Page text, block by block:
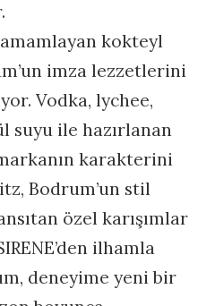
kokteyl
imza lezzetlerini
Vodka, lychee,
suyu ile hazırlanan
karakterini
Bodrum’un stil
özel karışımlar
ilhamla
deneyime yeni bir